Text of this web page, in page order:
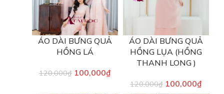
ÁO DÀI BƯNG QUẢ
HỒNG LÁ
120,000₫ 100,000₫
ÁO DÀI BƯNG QUẢ
HỒNG LỤA (HỒNG
THANH LONG )
120,000₫ 100,000₫